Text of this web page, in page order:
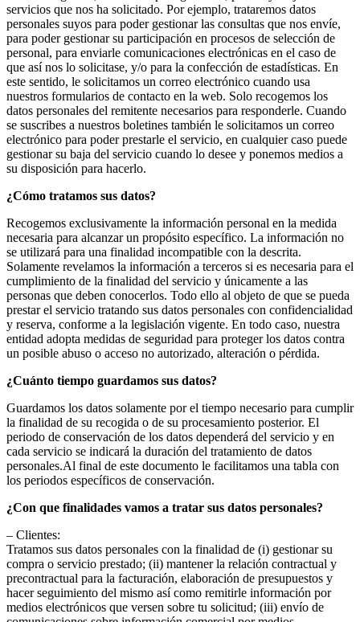
servicios que nos ha solicitado. Por ejemplo, trataremos datos
personales suyos para poder gestionar las consultas que nos envíe,
para poder gestionar su participación en procesos de selección de
personal, para enviarle comunicaciones electrónicas en el caso de
que así nos lo solicitase, y/o para la confección de estadísticas. En
este sentido, le solicitamos un correo electrónico cuando usa
nuestros formularios de contacto en la web. Solo recogemos los
datos personales del remitente necesarios para responderle. Cuando
se suscribes a nuestros boletines también le solicitamos un correo
electrónico para poder prestarle el servicio, en cualquier caso puede
gestionar su baja del servicio cuando lo desee y ponemos medios a
su disposición para hacerlo.
¿Cómo tratamos sus datos?
Recogemos exclusivamente la información personal en la medida
necesaria para alcanzar un propósito específico. La información no
se utilizará para una finalidad incompatible con la descrita.
Solamente revelamos la información a terceros si es necesaria para el
cumplimiento de la finalidad del servicio y únicamente a las
personas que deben conocerlos. Todo ello al objeto de que se pueda
prestar el servicio tratando sus datos personales con confidencialidad
y reserva, conforme a la legislación vigente. En todo caso, nuestra
entidad adopta medidas de seguridad para proteger los datos contra
un posible abuso o acceso no autorizado, alteración o pérdida.
¿Cuánto tiempo guardamos sus datos?
Guardamos los datos solamente por el tiempo necesario para cumplir
la finalidad de su recogida o de su procesamiento posterior. El
periodo de conservación de los datos dependerá del servicio y en
cada servicio se indicará la duración del tratamiento de datos
personales.Al final de este documento le facilitamos una tabla con
los periodos específicos de conservación.
¿Con que finalidades vamos a tratar sus datos personales?
– Clientes:
Tratamos sus datos personales con la finalidad de (i) gestionar su
compra o servicio prestado; (ii) mantener la relación contractual y
precontractual para la facturación, elaboración de presupuestos y
hacer seguimiento del mismo así como remitirle información por
medios electrónicos que versen sobre tu solicitud; (iii) envío de